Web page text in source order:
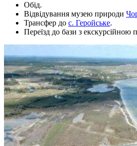
Обід.
Відвідування музею природи
Трансфер до с. Геройське.
Переїзд до бази з екскурсійною